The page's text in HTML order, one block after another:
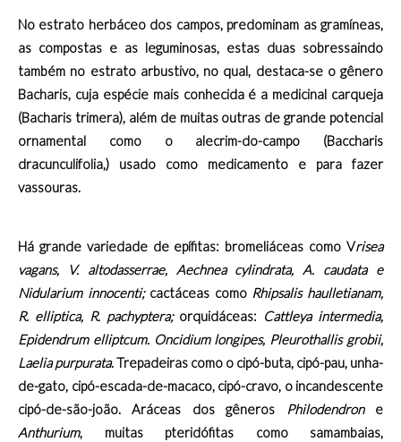
No estrato herbáceo dos campos, predominam as gramíneas,
as compostas e as leguminosas, estas duas sobressaindo
também no estrato arbustivo, no qual, destaca-se o gênero
Bacharis, cuja espécie mais conhecida é a medicinal carqueja
(Bacharis trimera), além de muitas outras de grande potencial
ornamental como o alecrim-do-campo (Baccharis
dracunculifolia,) usado como medicamento e para fazer
vassouras.
Há grande variedade de epífitas: bromeliáceas como Vrisea
vagans, V. altodasserrae, Aechnea cylindrata, A. caudata e
Nidularium innocenti; cactáceas como Rhipsalis haulletianam,
R. elliptica, R. pachyptera; orquidáceas: Cattleya intermedia,
Epidendrum elliptcum. Oncidium longipes, Pleurothallis grobii,
Laelia purpurata. Trepadeiras como o cipó-buta, cipó-pau, unha-
de-gato, cipó-escada-de-macaco, cipó-cravo, o incandescente
cipó-de-são-joão. Aráceas dos gêneros
Philodendrone
Anthurium, muitas pteridófitas como samambaias,